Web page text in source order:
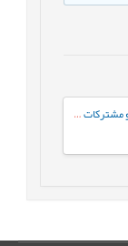
بررسی فقهی- حقوقی جایگاه آب دریاها در اموال و مشترکات عمومی